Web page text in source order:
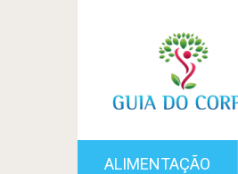
ALIMENTAÇÃO